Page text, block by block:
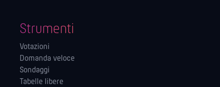
Strumenti
Votazioni
Domanda veloce
Sondaggi
Tabelle libere